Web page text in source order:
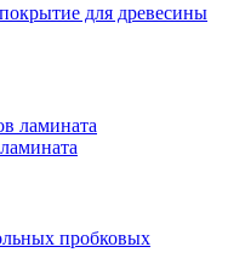
для древесины